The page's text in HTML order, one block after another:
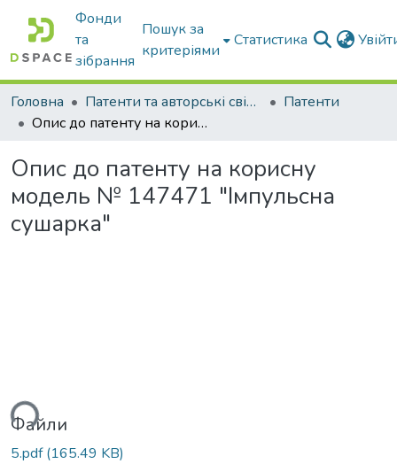
Фонди
та
зібрання
Пошук за
критеріями
Статистика
Головна Патенти та авторські свідоцтва
Патенти
Опис до патенту на корисну модель № 147471 "Імпульсна сушарка"
Опис до патенту на корисну
модель № 147471 "Імпульсна
сушарка"
Файли
5.pdf(165.49 KB)